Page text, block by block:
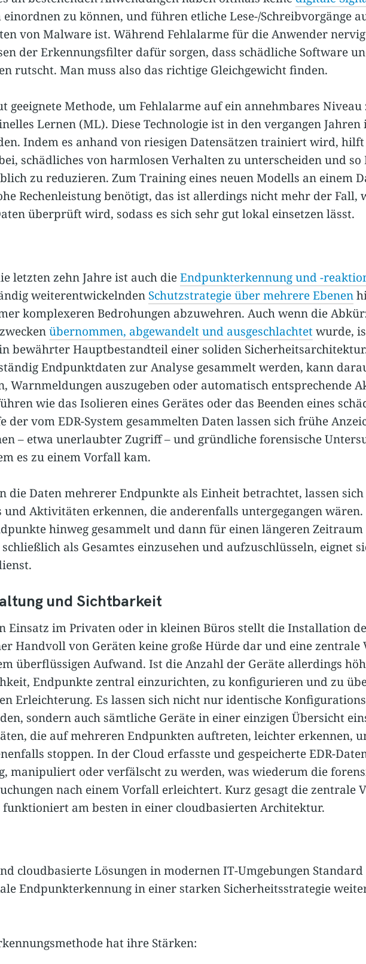
zu können, und führen etliche Lese-/Schreibvorgänge
von Malware ist. Während Fehlalarme für die Anwender
der Erkennungsfilter dafür sorgen, dass schädliche Software
rutscht. Man muss also das richtige Gleichgewicht finden.
geeignete Methode, um Fehlalarme auf ein annehmbares
Lernen (ML). Diese Technologie ist in den vergangen
Indem es anhand von riesigen Datensätzen trainiert wird,
schädliches von harmlosen Verhalten zu unterscheiden und so
zu reduzieren. Zum Training eines neuen Modells an einem
Rechenleistung benötigt, das ist allerdings nicht mehr der Fall,
überprüft wird, sodass es sich sehr gut lokal einsetzen lässt.
letzten zehn Jahre ist auch dieEndpunkterkennung und -
weiterentwickelnden Schutzstrategie über mehrere Ebenen
komplexeren Bedrohungen abzuwehren. Auch wenn die
übernommen, abgewandelt und ausgeschlachtetwurde,
bewährter Hauptbestandteil einer soliden
Endpunktdaten zur Analyse gesammelt werden, kann
Warnmeldungen auszugeben oder automatisch entsprechende
wie das Isolieren eines Gerätes oder das Beenden eines
der vom EDR-System gesammelten Daten lassen sich frühe
– etwa unerlaubter Zugriff – und gründliche forensische
es zu einem Vorfall kam.
die Daten mehrerer Endpunkte als Einheit betrachtet, lassen
und Aktivitäten erkennen, die anderenfalls untergegangen
hinweg gesammelt und dann für einen längeren
als Gesamtes einzusehen und aufzuschlüsseln, eignet
und Sichtbarkeit
Einsatz im Privaten oder in kleinen Büros stellt die Installation
Handvoll von Geräten keine große Hürde dar und eine
überflüssigen Aufwand. Ist die Anzahl der Geräte allerdings
Endpunkte zentral einzurichten, zu konfigurieren und zu
Erleichterung. Es lassen sich nicht nur identische
sondern auch sämtliche Geräte in einer einzigen Übersicht
die auf mehreren Endpunkten auftreten, leichter erkennen,
stoppen. In der Cloud erfasste und gespeicherte EDR-
manipuliert oder verfälscht zu werden, was wiederum die
nach einem Vorfall erleichtert. Kurz gesagt die zentrale
funktioniert am besten in einer cloudbasierten Architektur.
cloudbasierte Lösungen in modernen IT-Umgebungen
Endpunkterkennung in einer starken Sicherheitsstrategie
hat ihre Stärken: